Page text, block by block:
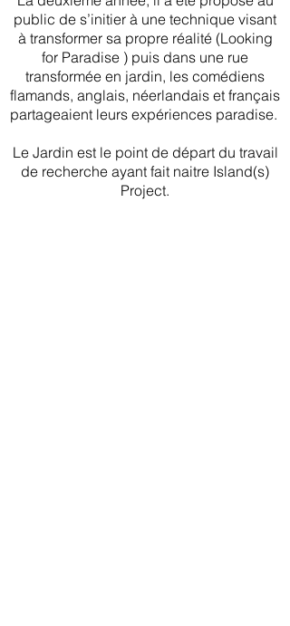
public de s’initier à une technique visant
à transformer sa propre réalité (Looking
for Paradise ) puis dans une rue
transformée en jardin, les comédiens
flamands, anglais, néerlandais et français
partageaient leurs expériences paradise.
Le Jardin est le point de départ du travail
de recherche ayant fait naitre Island(s)
Project.